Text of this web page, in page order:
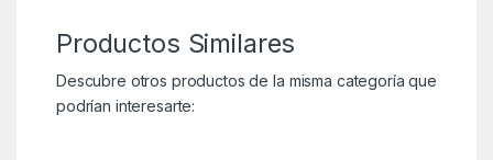
Productos Similares
Descubre otros productos de la misma categoría que
podrían interesarte: